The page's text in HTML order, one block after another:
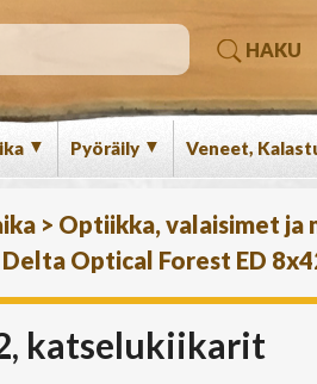
HAKU
▼ Pyöräily ▼ Veneet,
> Optiikka, valaisimet
Delta Optical Forest ED
katselukiikarit